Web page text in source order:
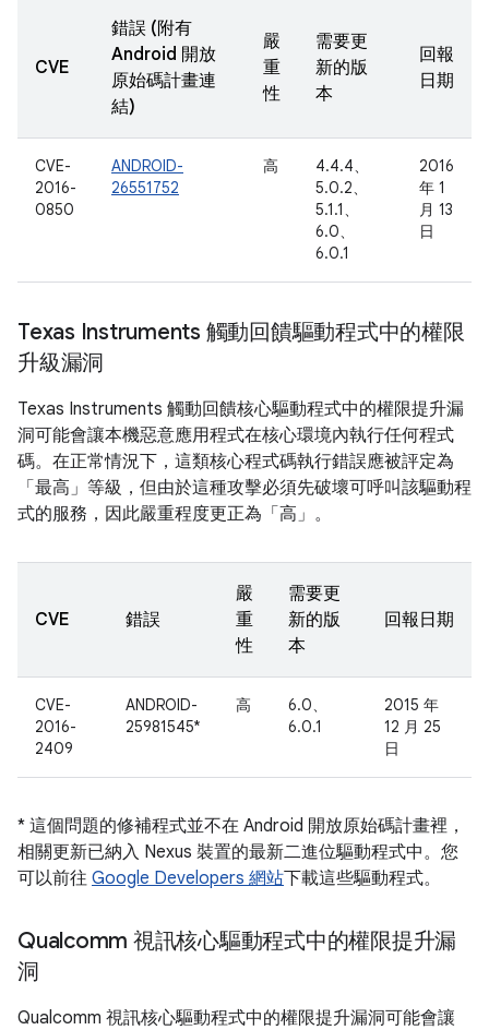
CVE
錯誤 (附有
Android 開放
原始碼計畫連
結)
嚴
重
性
需要更
新的版
本
回報
日期
CVE-
2016-
0850
ANDROID-
26551752
高
4.4.4、
5.0.2、
5.1.1、
6.0、
6.0.1
2016
年 1
月 13
日
Texas Instruments 觸動回饋驅動程式中的權限
升級漏洞
Texas Instruments 觸動回饋核心驅動程式中的權限提升漏
洞可能會讓本機惡意應用程式在核心環境內執行任何程式
碼。在正常情況下，這類核心程式碼執行錯誤應被評定為
「最高」等級，但由於這種攻擊必須先破壞可呼叫該驅動程
式的服務，因此嚴重程度更正為「高」。
CVE 錯誤
嚴
重
性
需要更
新的版
本
回報日期
CVE-
2016-
2409
ANDROID-
25981545*
高
6.0、
6.0.1
2015 年
12 月 25
日
* 這個問題的修補程式並不在 Android 開放原始碼計畫裡，
相關更新已納入 Nexus 裝置的最新二進位驅動程式中。您
可以前往 Google Developers 網站下載這些驅動程式。
Qualcomm 視訊核心驅動程式中的權限提升漏
洞
Qualcomm 視訊核心驅動程式中的權限提升漏洞可能會讓